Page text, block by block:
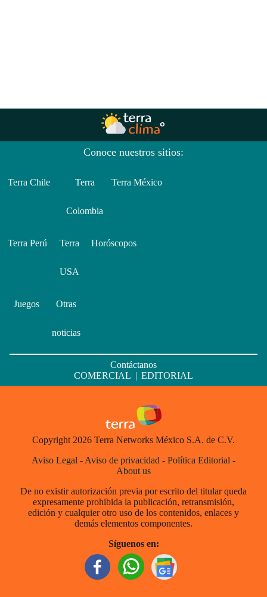
Conoce nuestros sitios:
Terra Chile Terra
Colombia
Terra México
Terra Perú Terra
USA
Horóscopos
Juegos Otras
noticias
Contáctanos
COMERCIAL | EDITORIAL
Copyright 2026 Terra Networks México S.A. de C.V.
Aviso Legal - Aviso de privacidad - Política Editorial -
About us
De no existir autorización previa por escrito del titular queda
expresamente prohibida la publicación, retransmisión,
edición y cualquier otro uso de los contenidos, enlaces y
demás elementos componentes.
Síguenos en: